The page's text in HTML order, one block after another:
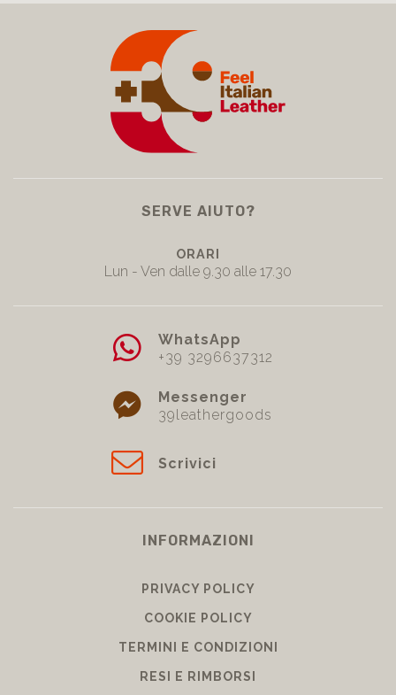
SERVE AIUTO?
ORARI
Lun - Ven dalle 9.30 alle 17.30
WhatsApp
+39 3296637312
Messenger
39leathergoods
Scrivici
INFORMAZIONI
PRIVACY POLICY
COOKIE POLICY
TERMINI E CONDIZIONI
RESI E RIMBORSI